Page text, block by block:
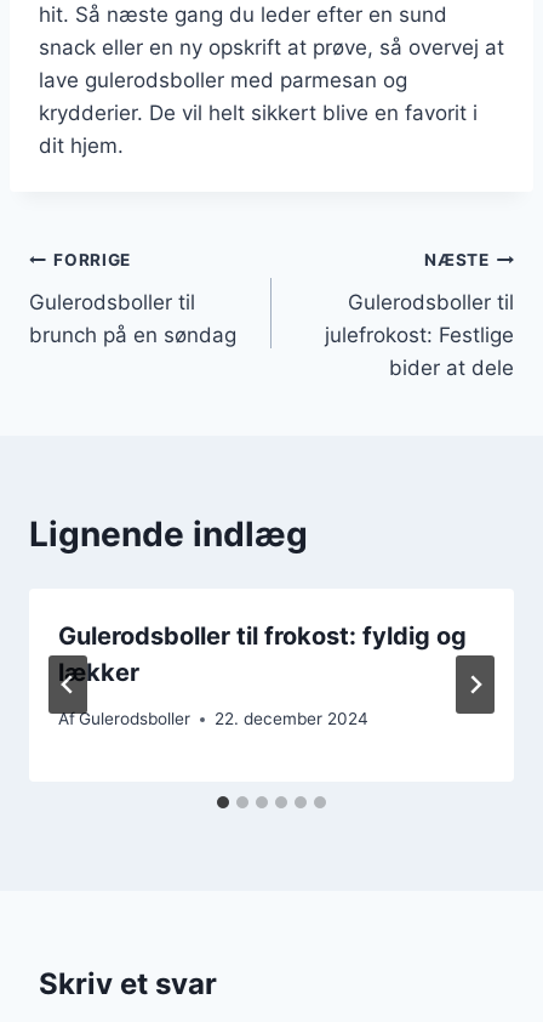
hit. Så næste gang du leder efter en sund
snack eller en ny opskrift at prøve, så overvej at
lave gulerodsboller med parmesan og
krydderier. De vil helt sikkert blive en favorit i
dit hjem.
Indlægsnavigation
FORRIGE
Gulerodsboller til
brunch på en søndag
NÆSTE
Gulerodsboller til
julefrokost: Festlige
bider at dele
Lignende indlæg
Gulerodsboller til frokost: fyldig og
lækker
AfGulerodsboller 22. december 2024
Skriv et svar